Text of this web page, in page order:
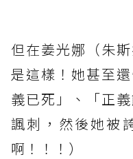
但在姜光娜（朱
是這樣！她甚至
義已死」、「正
諷刺，然後她被
啊！！！）